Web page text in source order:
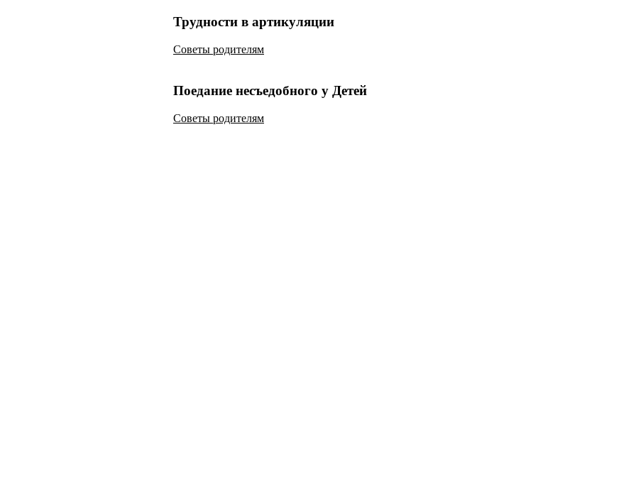
Трудности в артикуляции
Советы родителям
Поедание несъедобного у Детей
Советы родителям